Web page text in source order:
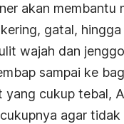
akan
gatal, hingga
wajah dan
sampai ke
cukup tebal,
agar